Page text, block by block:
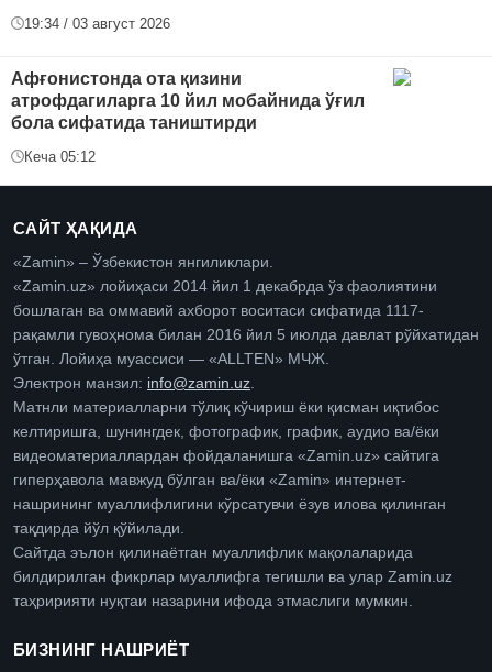
19:34 / 03 август 2026
Афғонистонда ота қизини
атрофдагиларга 10 йил мобайнида ўғил
бола сифатида таништирди
Кеча 05:12
САЙТ ҲАҚИДА
«Zamin» – Ўзбекистон янгиликлари.
«Zamin.uz» лойиҳаси 2014 йил 1 декабрда ўз фаолиятини
бошлаган ва оммавий ахборот воситаси сифатида 1117-
рақамли гувоҳнома билан 2016 йил 5 июлда давлат рўйхатидан
ўтган. Лойиҳа муассиси — «ALLTEN» МЧЖ.
Электрон манзил: info@zamin.uz
Матнли материалларни тўлиқ кўчириш ёки қисман иқтибос
келтиришга, шунингдек, фотографик, график, аудио ва/ёки
видеоматериаллардан фойдаланишга «Zamin.uz» сайтига
гиперҳавола мавжуд бўлган ва/ёки «Zamin» интернет-
нашрининг муаллифлигини кўрсатувчи ёзув илова қилинган
тақдирда йўл қўйилади.
Сайтда эълон қилинаётган муаллифлик мақолаларида
билдирилган фикрлар муаллифга тегишли ва улар Zamin.uz
таҳририяти нуқтаи назарини ифода этмаслиги мумкин.
БИЗНИНГ НАШРИЁТ